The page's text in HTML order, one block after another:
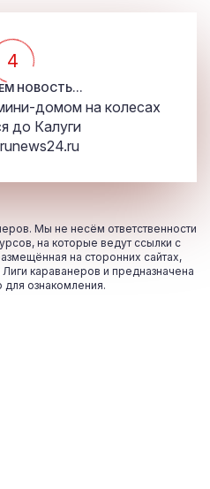
4
НОВОСТЬ...
домом на колесах
до Калуги
runews24.ru
Мы не несём ответственности
на которые ведут ссылки с
на сторонних сайтах,
караванеров и предназначена
для ознакомления.